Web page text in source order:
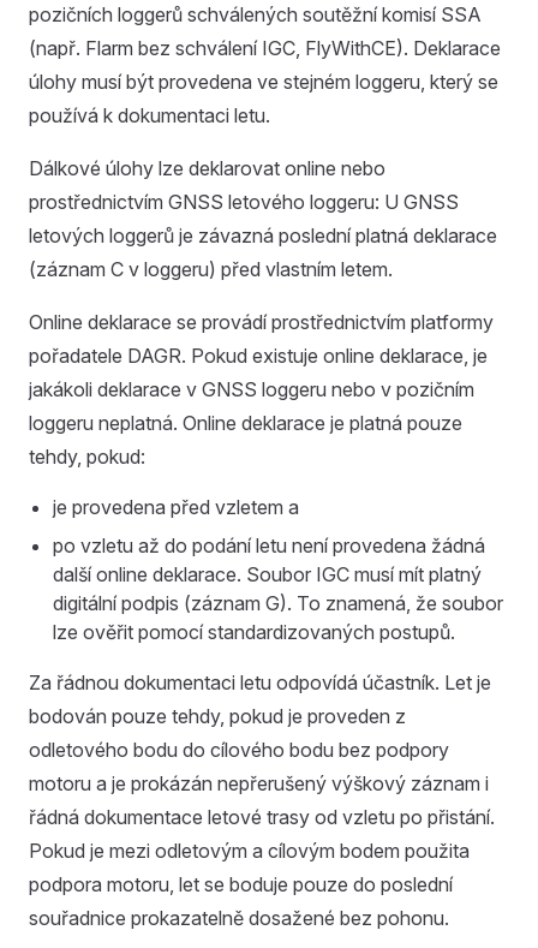
pozičních loggerů schválených soutěžní komisí SSA
(např. Flarm bez schválení IGC, FlyWithCE). Deklarace
úlohy musí být provedena ve stejném loggeru, který se
používá k dokumentaci letu.
Dálkové úlohy lze deklarovat online nebo
prostřednictvím GNSS letového loggeru: U GNSS
letových loggerů je závazná poslední platná deklarace
(záznam C v loggeru) před vlastním letem.
Online deklarace se provádí prostřednictvím platformy
pořadatele DAGR. Pokud existuje online deklarace, je
jakákoli deklarace v GNSS loggeru nebo v pozičním
loggeru neplatná. Online deklarace je platná pouze
tehdy, pokud:
je provedena před vzletem a
po vzletu až do podání letu není provedena žádná
další online deklarace. Soubor IGC musí mít platný
digitální podpis (záznam G). To znamená, že soubor
lze ověřit pomocí standardizovaných postupů.
Za řádnou dokumentaci letu odpovídá účastník. Let je
bodován pouze tehdy, pokud je proveden z
odletového bodu do cílového bodu bez podpory
motoru a je prokázán nepřerušený výškový záznam i
řádná dokumentace letové trasy od vzletu po přistání.
Pokud je mezi odletovým a cílovým bodem použita
podpora motoru, let se boduje pouze do poslední
souřadnice prokazatelně dosažené bez pohonu.